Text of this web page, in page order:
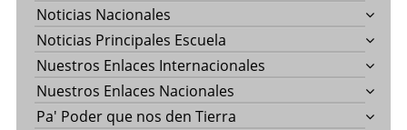
Noticias Nacionales
Noticias Principales Escuela
Nuestros Enlaces Internacionales
Nuestros Enlaces Nacionales
Pa' Poder que nos den Tierra